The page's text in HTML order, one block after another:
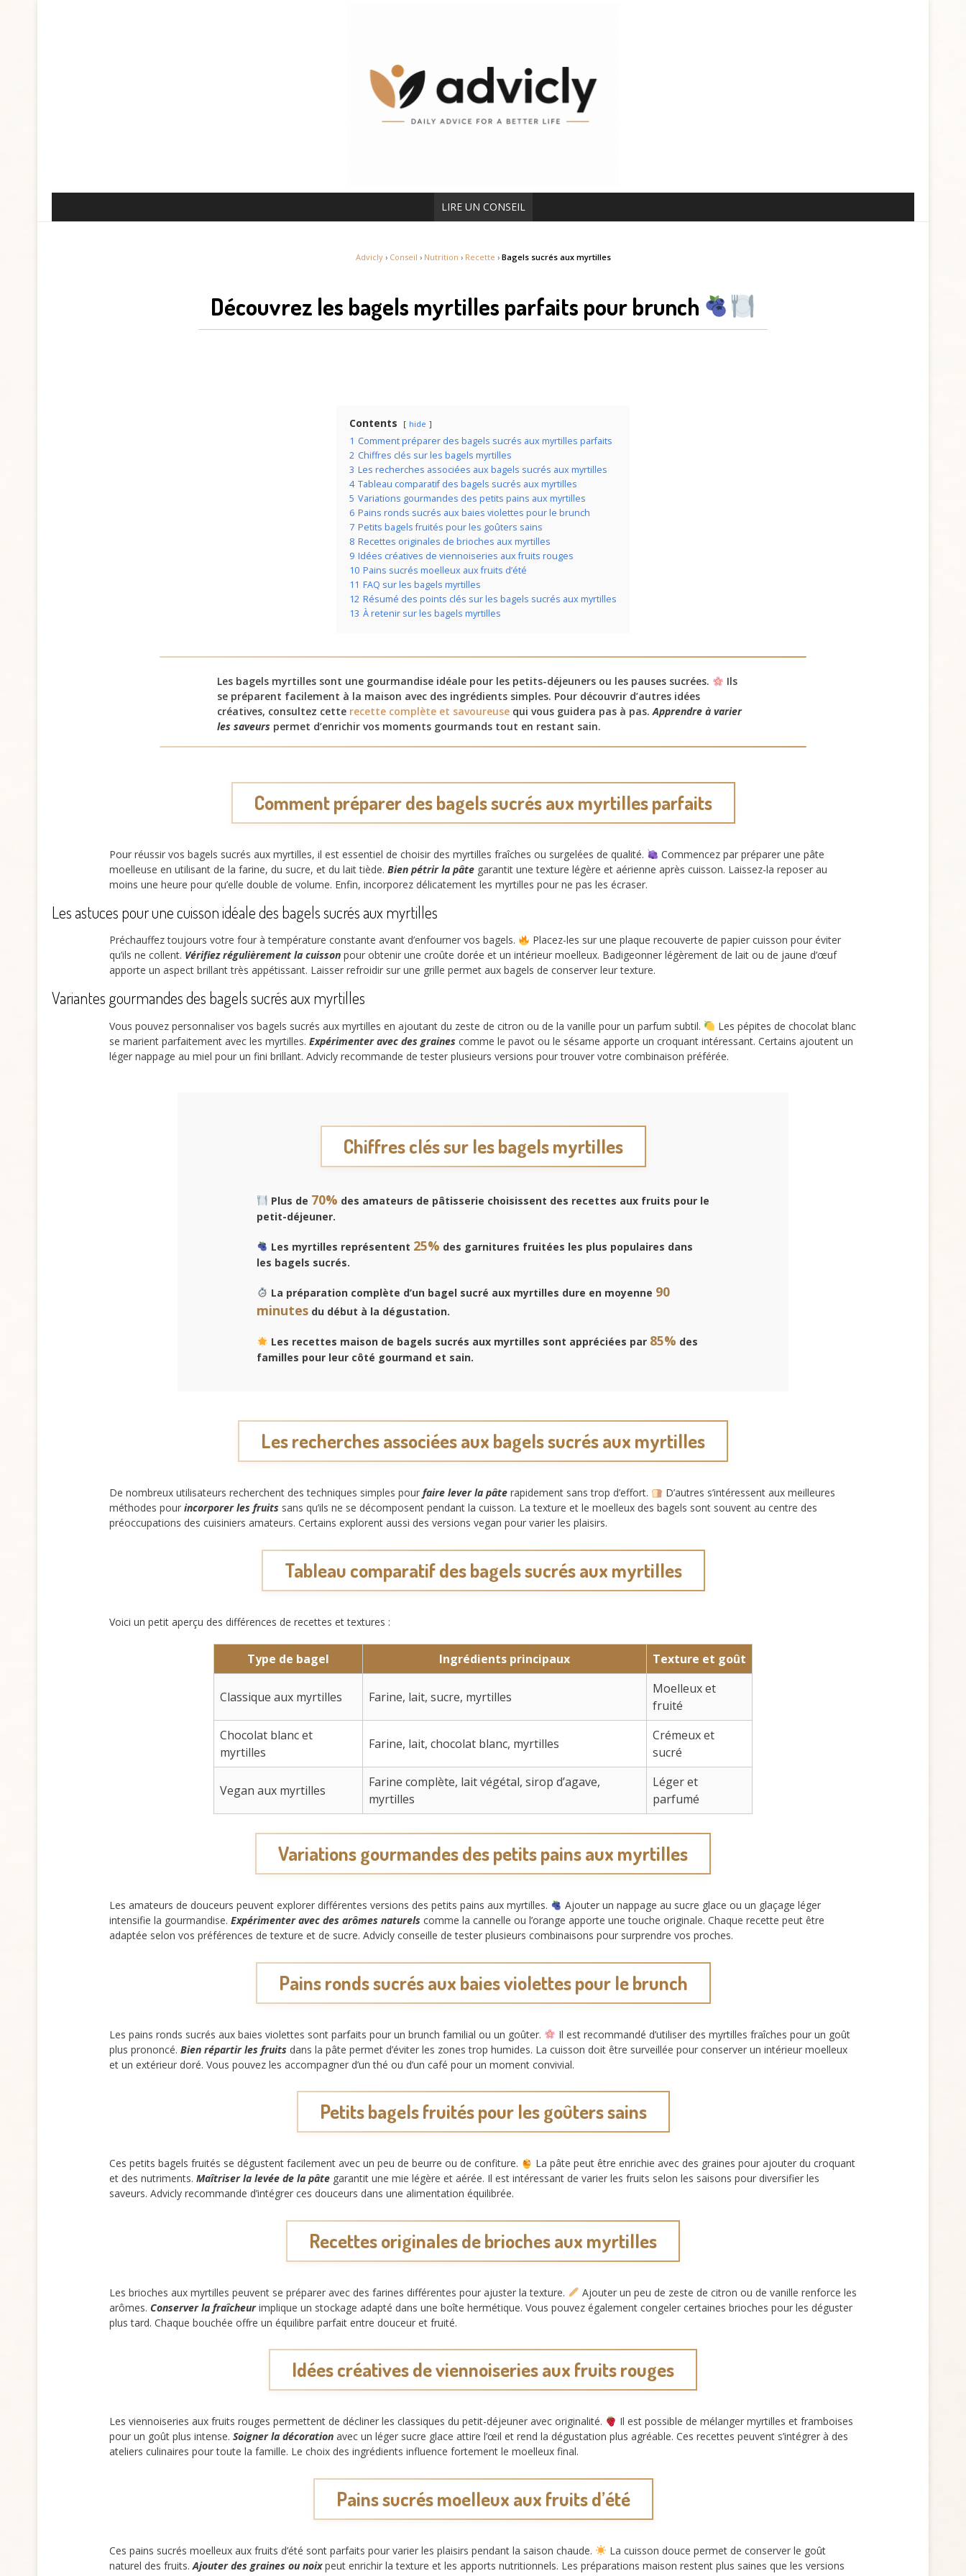
LIRE UN CONSEIL
Advicly› Conseil › Nutrition › Recette › Bagels sucrés aux myrtilles
Découvrez les bagels myrtilles parfaits pour brunch
Contents hide
1 Comment préparer des bagels sucrés aux myrtilles parfaits
2 Chiffres clés sur les bagels myrtilles
3 Les recherches associées aux bagels sucrés aux myrtilles
4 Tableau comparatif des bagels sucrés aux myrtilles
5 Variations gourmandes des petits pains aux myrtilles
6 Pains ronds sucrés aux baies violettes pour le brunch
7 Petits bagels fruités pour les goûters sains
8 Recettes originales de brioches aux myrtilles
9 Idées créatives de viennoiseries aux fruits rouges
10 Pains sucrés moelleux aux fruits d’été
11 FAQ sur les bagels myrtilles
12 Résumé des points clés sur les bagels sucrés aux myrtilles
13 À retenir sur les bagels myrtilles
Les bagels myrtilles sont une gourmandise idéale pour les petits-déjeuners ou les pauses sucrées.
Ils
se préparent facilement à la maison avec des ingrédients simples. Pour découvrir d’autres idées
créatives, consultez cette recette complète et savoureuse qui vous guidera pas à pas.Apprendre à varier
les saveurs permet d’enrichir vos moments gourmands tout en restant sain.
Comment préparer des bagels sucrés aux myrtilles parfaits
Pour réussir vos bagels sucrés aux myrtilles, il est essentiel de choisir des myrtilles fraîches ou surgelées de qualité.
Commencez par préparer une pâte
moelleuse en utilisant de la farine, du sucre, et du lait tiède. Bien pétrir la pâte garantit une texture légère et aérienne après cuisson. Laissez-la reposer au
moins une heure pour qu’elle double de volume. Enfin, incorporez délicatement les myrtilles pour ne pas les écraser.
Les astuces pour une cuisson idéale des bagels sucrés aux myrtilles
Préchauffez toujours votre four à température constante avant d’enfourner vos bagels.
Placez-les sur une plaque recouverte de papier cuisson pour éviter
qu’ils ne collent. Vérifiez régulièrement la cuisson pour obtenir une croûte dorée et un intérieur moelleux. Badigeonner légèrement de lait ou de jaune d’œuf
apporte un aspect brillant très appétissant. Laisser refroidir sur une grille permet aux bagels de conserver leur texture.
Variantes gourmandes des bagels sucrés aux myrtilles
Vous pouvez personnaliser vos bagels sucrés aux myrtilles en ajoutant du zeste de citron ou de la vanille pour un parfum subtil.
Les pépites de chocolat blanc
se marient parfaitement avec les myrtilles. Expérimenter avec des graines comme le pavot ou le sésame apporte un croquant intéressant. Certains ajoutent un
léger nappage au miel pour un fini brillant. Advicly recommande de tester plusieurs versions pour trouver votre combinaison préférée.
Chiffres clés sur les bagels myrtilles
Plus de 70% des amateurs de pâtisserie choisissent des recettes aux fruits pour le
petit-déjeuner.
Les myrtilles représentent 25% des garnitures fruitées les plus populaires dans
les bagels sucrés.
La préparation complète d’un bagel sucré aux myrtilles dure en moyenne 90
minutes du début à la dégustation.
Les recettes maison de bagels sucrés aux myrtilles sont appréciées par 85% des
familles pour leur côté gourmand et sain.
Les recherches associées aux bagels sucrés aux myrtilles
De nombreux utilisateurs recherchent des techniques simples pour faire lever la pâte rapidement sans trop d’effort.
D’autres s’intéressent aux meilleures
méthodes pour incorporer les fruits sans qu’ils ne se décomposent pendant la cuisson. La texture et le moelleux des bagels sont souvent au centre des
préoccupations des cuisiniers amateurs. Certains explorent aussi des versions vegan pour varier les plaisirs.
Tableau comparatif des bagels sucrés aux myrtilles
Voici un petit aperçu des différences de recettes et textures :
Type de bagel Ingrédients principaux Texture et goût
Classique aux myrtilles Farine, lait, sucre, myrtilles
Moelleux et
fruité
Chocolat blanc et
myrtilles
Farine, lait, chocolat blanc, myrtilles
Crémeux et
sucré
Vegan aux myrtilles
Farine complète, lait végétal, sirop d’agave,
myrtilles
Léger et
parfumé
Variations gourmandes des petits pains aux myrtilles
Les amateurs de douceurs peuvent explorer différentes versions des petits pains aux myrtilles.
Ajouter un nappage au sucre glace ou un glaçage léger
intensifie la gourmandise. Expérimenter avec des arômes naturels comme la cannelle ou l’orange apporte une touche originale. Chaque recette peut être
adaptée selon vos préférences de texture et de sucre. Advicly conseille de tester plusieurs combinaisons pour surprendre vos proches.
Pains ronds sucrés aux baies violettes pour le brunch
Les pains ronds sucrés aux baies violettes sont parfaits pour un brunch familial ou un goûter.
Il est recommandé d’utiliser des myrtilles fraîches pour un goût
plus prononcé. Bien répartir les fruits dans la pâte permet d’éviter les zones trop humides. La cuisson doit être surveillée pour conserver un intérieur moelleux
et un extérieur doré. Vous pouvez les accompagner d’un thé ou d’un café pour un moment convivial.
Petits bagels fruités pour les goûters sains
Ces petits bagels fruités se dégustent facilement avec un peu de beurre ou de confiture.
La pâte peut être enrichie avec des graines pour ajouter du croquant
et des nutriments. Maîtriser la levée de la pâte garantit une mie légère et aérée. Il est intéressant de varier les fruits selon les saisons pour diversifier les
saveurs. Advicly recommande d’intégrer ces douceurs dans une alimentation équilibrée.
Recettes originales de brioches aux myrtilles
Les brioches aux myrtilles peuvent se préparer avec des farines différentes pour ajuster la texture.
Ajouter un peu de zeste de citron ou de vanille renforce les
arômes. Conserver la fraîcheurimplique un stockage adapté dans une boîte hermétique. Vous pouvez également congeler certaines brioches pour les déguster
plus tard. Chaque bouchée offre un équilibre parfait entre douceur et fruité.
Idées créatives de viennoiseries aux fruits rouges
Les viennoiseries aux fruits rouges permettent de décliner les classiques du petit-déjeuner avec originalité.
Il est possible de mélanger myrtilles et framboises
pour un goût plus intense. Soigner la décoration avec un léger sucre glace attire l’œil et rend la dégustation plus agréable. Ces recettes peuvent s’intégrer à des
ateliers culinaires pour toute la famille. Le choix des ingrédients influence fortement le moelleux final.
Pains sucrés moelleux aux fruits d’été
Ces pains sucrés moelleux aux fruits d’été sont parfaits pour varier les plaisirs pendant la saison chaude.
La cuisson douce permet de conserver le goût
naturel des fruits. Ajouter des graines ou noixpeut enrichir la texture et les apports nutritionnels. Les préparations maison restent plus saines que les versions